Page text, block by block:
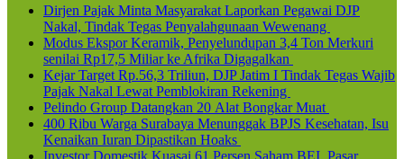
Dirjen Pajak Minta Masyarakat Laporkan Pegawai DJP
Nakal, Tindak Tegas Penyalahgunaan Wewenang
Modus Ekspor Keramik, Penyelundupan 3,4 Ton Merkuri
senilai Rp17,5 Miliar ke Afrika Digagalkan
Kejar Target Rp.56,3 Triliun, DJP Jatim I Tindak Tegas Wajib
Pajak Nakal Lewat Pemblokiran Rekening
Pelindo Group Datangkan 20 Alat Bongkar Muat
400 Ribu Warga Surabaya Menunggak BPJS Kesehatan, Isu
Kenaikan Iuran Dipastikan Hoaks
Investor Domestik Kuasai 61 Persen Saham BEI, Pasar